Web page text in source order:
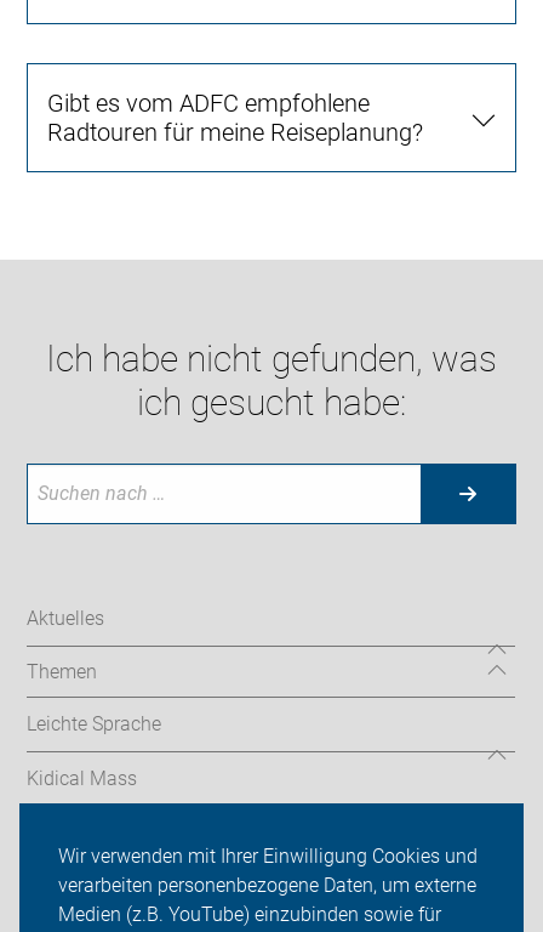
Wir verwenden mit Ihrer Einwilligung Cookies und
verarbeiten personenbezogene Daten, um externe
Medien (z.B. YouTube) einzubinden sowie für
Gibt es vom ADFC empfohlene
Radtouren für meine Reiseplanung?
Ich habe nicht gefunden, was
ich gesucht habe:
Aktuelles
Themen
Leichte Sprache
Kidical Mass
ADFC auf den Fildern